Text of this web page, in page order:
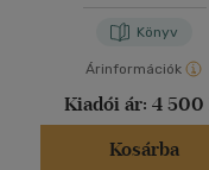
Könyv
Árinformációk
Kiadói ár: 4 500
Kosárba